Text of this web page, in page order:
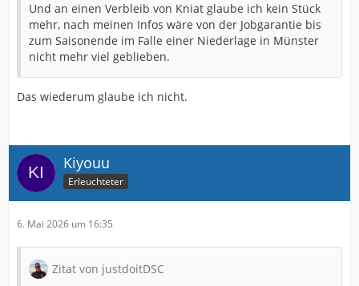
Und an einen Verbleib von Kniat glaube ich kein Stück
mehr, nach meinen Infos wäre von der Jobgarantie bis
zum Saisonende im Falle einer Niederlage in Münster
nicht mehr viel geblieben.
Das wiederum glaube ich nicht.
Kiyouu
Erleuchteter
6. Mai 2026 um 16:35
Zitat von justdoitDSC